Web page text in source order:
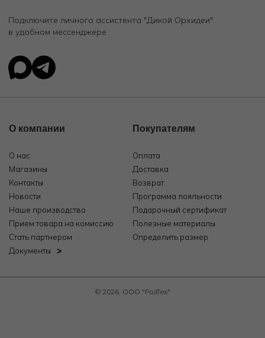
Подключите личного ассистента "Дикой Орхидеи"
в удобном мессенджере
О компании
О нас
Магазины
Контакты
Новости
Наше производство
Прием товара на комиссию
Стать партнером
Документы
Покупателям
Оплата
Доставка
Возврат
Программа лояльности
Подарочный сертификат
Полезные материалы
Определить размер
© 2026, ООО "РозТех"